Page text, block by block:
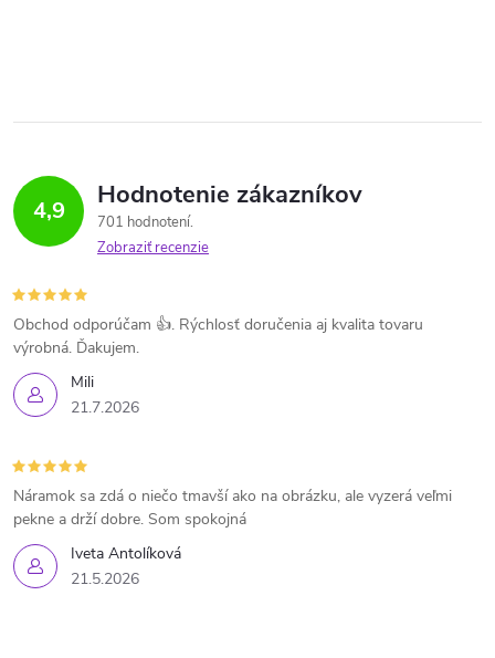
4,9 Hodnotenie zákazníkov
701 hodnotení
Zobraziť recenzie
Mili
21.7.2026
Obchod odporúčam 👍. Rýchlosť doručenia aj kvalita tovaru
výrobná. Ďakujem.
Iveta Antolíková
21.5.2026
Náramok sa zdá o niečo tmavší ako na obrázku, ale vyzerá veľmi
pekne a drží dobre. Som spokojná